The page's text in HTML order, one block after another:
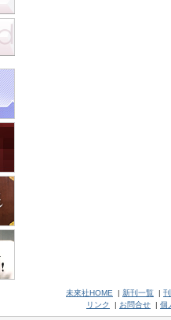
未來社HOME | 新刊一覧 |
リンク
| お問合せ | 個